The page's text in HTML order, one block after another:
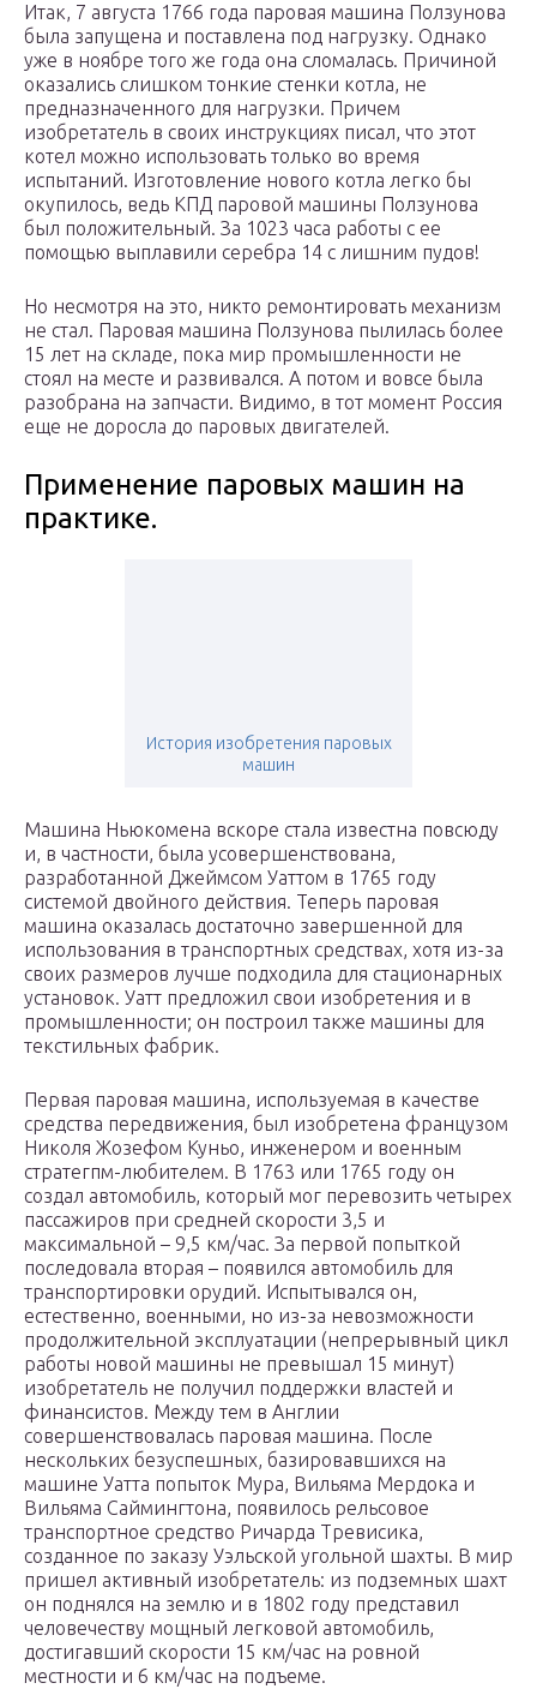
Итак, 7 августа 1766 года паровая машина Ползунова
была запущена и поставлена под нагрузку. Однако
уже в ноябре того же года она сломалась. Причиной
оказались слишком тонкие стенки котла, не
предназначенного для нагрузки. Причем
изобретатель в своих инструкциях писал, что этот
котел можно использовать только во время
испытаний. Изготовление нового котла легко бы
окупилось, ведь КПД паровой машины Ползунова
был положительный. За 1023 часа работы с ее
помощью выплавили серебра 14 с лишним пудов!
Но несмотря на это, никто ремонтировать механизм
не стал. Паровая машина Ползунова пылилась более
15 лет на складе, пока мир промышленности не
стоял на месте и развивался. А потом и вовсе была
разобрана на запчасти. Видимо, в тот момент Россия
еще не доросла до паровых двигателей.
Применение паровых машин на
практике.
История изобретения паровых
машин
Машина Ньюкомена вскоре стала известна повсюду
и, в частности, была усовершенствована,
разработанной Джеймсом Уаттом в 1765 году
системой двойного действия. Теперь паровая
машина оказалась достаточно завершенной для
использования в транспортных средствах, хотя из-за
своих размеров лучше подходила для стационарных
установок. Уатт предложил свои изобретения и в
промышленности; он построил также машины для
текстильных фабрик.
Первая паровая машина, используемая в качестве
средства передвижения, был изобретена французом
Николя Жозефом Куньо, инженером и военным
стратегпм-любителем. В 1763 или 1765 году он
создал автомобиль, который мог перевозить четырех
пассажиров при средней скорости 3,5 и
максимальной – 9,5 км/час. За первой попыткой
последовала вторая – появился автомобиль для
транспортировки орудий. Испытывался он,
естественно, военными, но из-за невозможности
продолжительной эксплуатации (непрерывный цикл
работы новой машины не превышал 15 минут)
изобретатель не получил поддержки властей и
финансистов. Между тем в Англии
совершенствовалась паровая машина. После
нескольких безуспешных, базировавшихся на
машине Уаттa попыток Мура, Вильяма Мердока и
Вильяма Саймингтона, появилось рельсовое
транспортное средство Ричарда Тревисика,
созданное по заказу Уэльской угольной шахты. В мир
пришел активный изобретатель: из подземных шахт
он поднялся на землю и в 1802 году представил
человечеству мощный легковой автомобиль,
достигавший скорости 15 км/час на ровной
местности и 6 км/час на подъеме.